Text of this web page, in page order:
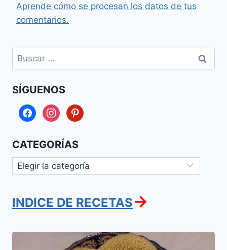
Aprende cómo se procesan los datos de tus
comentarios.
Buscar:
SÍGUENOS
facebookinstagrampinterest
CATEGORÍAS
Categorías
INDICE DE RECETAS→